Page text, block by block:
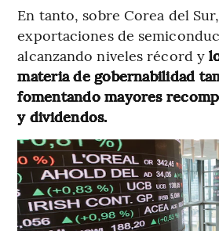
En tanto, sobre Corea del
exportaciones de
alcanzando niveles récord y
materia de gobernabilidad
fomentando mayores
y dividendos.